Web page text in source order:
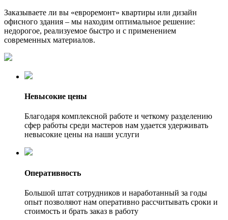
Заказываете ли вы «евроремонт» квартиры или дизайн
офисного здания – мы находим оптимальное решение:
недорогое, реализуемое быстро и с применением
современных материалов.
Невысокие цены
Благодаря комплексной работе и четкому разделению
сфер работы среди мастеров нам удается удерживать
невысокие цены на наши услуги
Оперативность
Большой штат сотрудников и наработанный за годы
опыт позволяют нам оперативно рассчитывать сроки и
стоимость и брать заказ в работу